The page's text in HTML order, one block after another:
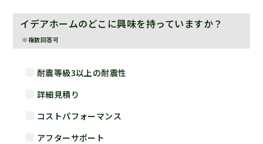
イデアホームのどこに興味を持っていますか？
※複数回答可
耐震等級3以上の耐震性
詳細見積り
コストパフォーマンス
アフターサポート